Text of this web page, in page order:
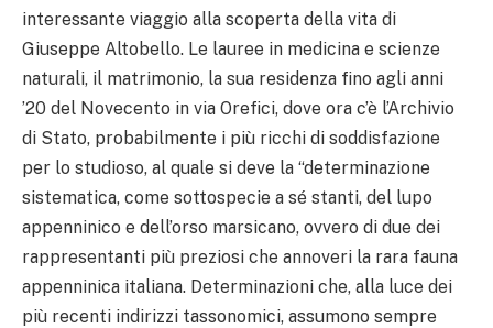
interessante viaggio alla scoperta della vita di
Giuseppe Altobello. Le lauree in medicina e scienze
naturali, il matrimonio, la sua residenza fino agli anni
’20 del Novecento in via Orefici, dove ora c’è l’Archivio
di Stato, probabilmente i più ricchi di soddisfazione
per lo studioso, al quale si deve la “determinazione
sistematica, come sottospecie a sé stanti, del lupo
appenninico e dell’orso marsicano, ovvero di due dei
rappresentanti più preziosi che annoveri la rara fauna
appenninica italiana. Determinazioni che, alla luce dei
più recenti indirizzi tassonomici, assumono sempre